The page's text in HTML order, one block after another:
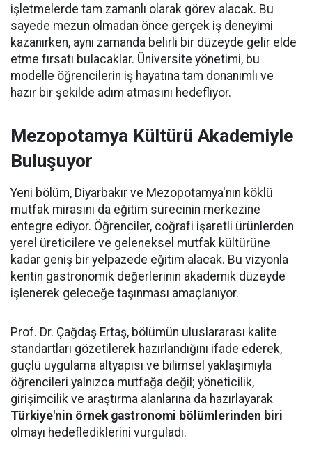
işletmelerde tam zamanlı olarak görev alacak. Bu
sayede mezun olmadan önce gerçek iş deneyimi
kazanırken, aynı zamanda belirli bir düzeyde gelir elde
etme fırsatı bulacaklar. Üniversite yönetimi, bu
modelle öğrencilerin iş hayatına tam donanımlı ve
hazır bir şekilde adım atmasını hedefliyor.
Mezopotamya Kültürü Akademiyle
Buluşuyor
Yeni bölüm, Diyarbakır ve Mezopotamya'nın köklü
mutfak mirasını da eğitim sürecinin merkezine
entegre ediyor. Öğrenciler, coğrafi işaretli ürünlerden
yerel üreticilere ve geleneksel mutfak kültürüne
kadar geniş bir yelpazede eğitim alacak. Bu vizyonla
kentin gastronomik değerlerinin akademik düzeyde
işlenerek geleceğe taşınması amaçlanıyor.
Prof. Dr. Çağdaş Ertaş, bölümün uluslararası kalite
standartları gözetilerek hazırlandığını ifade ederek,
güçlü uygulama altyapısı ve bilimsel yaklaşımıyla
öğrencileri yalnızca mutfağa değil; yöneticilik,
girişimcilik ve araştırma alanlarına da hazırlayarak
Türkiye'nin örnek gastronomi bölümlerinden biri
olmayı hedeflediklerini vurguladı.